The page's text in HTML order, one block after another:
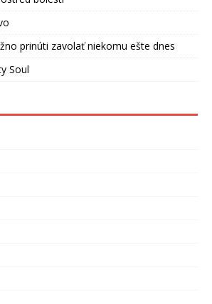
prinúti zavolať niekomu ešte dnes
Soul